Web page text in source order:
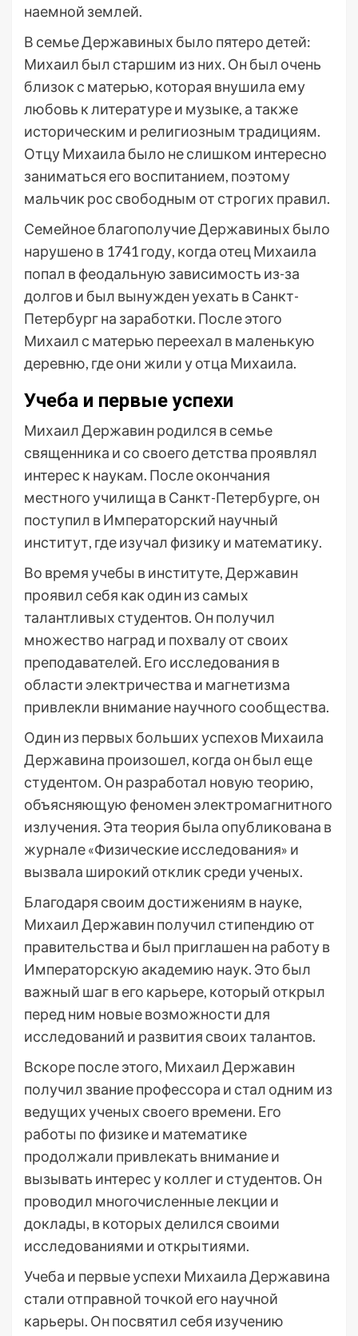
наемной землей.
В семье Державиных было пятеро детей:
Михаил был старшим из них. Он был очень
близок с матерью, которая внушила ему
любовь к литературе и музыке, а также
историческим и религиозным традициям.
Отцу Михаила было не слишком интересно
заниматься его воспитанием, поэтому
мальчик рос свободным от строгих правил.
Семейное благополучие Державиных было
нарушено в 1741 году, когда отец Михаила
попал в феодальную зависимость из-за
долгов и был вынужден уехать в Санкт-
Петербург на заработки. После этого
Михаил с матерью переехал в маленькую
деревню, где они жили у отца Михаила.
Учеба и первые успехи
Михаил Державин родился в семье
священника и со своего детства проявлял
интерес к наукам. После окончания
местного училища в Санкт-Петербурге, он
поступил в Императорский научный
институт, где изучал физику и математику.
Во время учебы в институте, Державин
проявил себя как один из самых
талантливых студентов. Он получил
множество наград и похвалу от своих
преподавателей. Его исследования в
области электричества и магнетизма
привлекли внимание научного сообщества.
Один из первых больших успехов Михаила
Державина произошел, когда он был еще
студентом. Он разработал новую теорию,
объясняющую феномен электромагнитного
излучения. Эта теория была опубликована в
журнале «Физические исследования» и
вызвала широкий отклик среди ученых.
Благодаря своим достижениям в науке,
Михаил Державин получил стипендию от
правительства и был приглашен на работу в
Императорскую академию наук. Это был
важный шаг в его карьере, который открыл
перед ним новые возможности для
исследований и развития своих талантов.
Вскоре после этого, Михаил Державин
получил звание профессора и стал одним из
ведущих ученых своего времени. Его
работы по физике и математике
продолжали привлекать внимание и
вызывать интерес у коллег и студентов. Он
проводил многочисленные лекции и
доклады, в которых делился своими
исследованиями и открытиями.
Учеба и первые успехи Михаила Державина
стали отправной точкой его научной
карьеры. Он посвятил себя изучению